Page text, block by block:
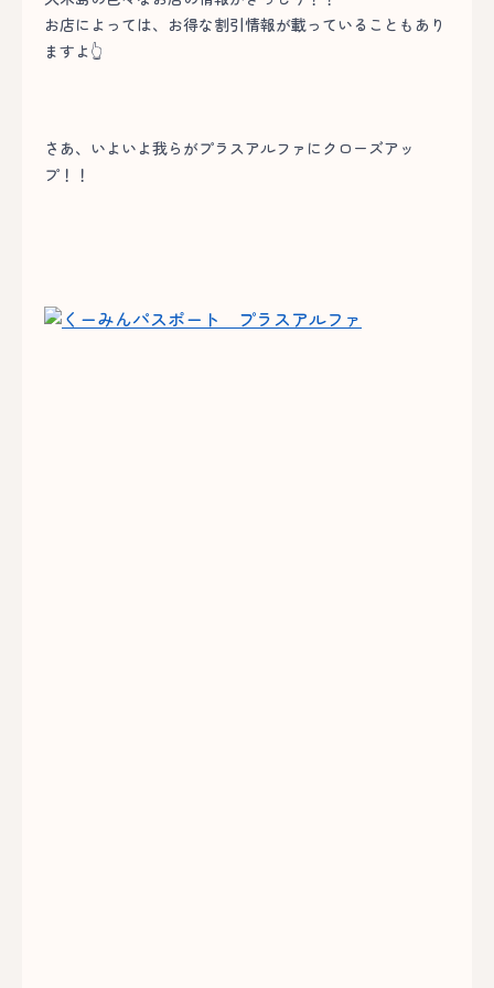
お店によっては、お得な割引情報が載っていることもあり
ますよ👆
さあ、いよいよ我らがプラスアルファにクローズアッ
プ！！